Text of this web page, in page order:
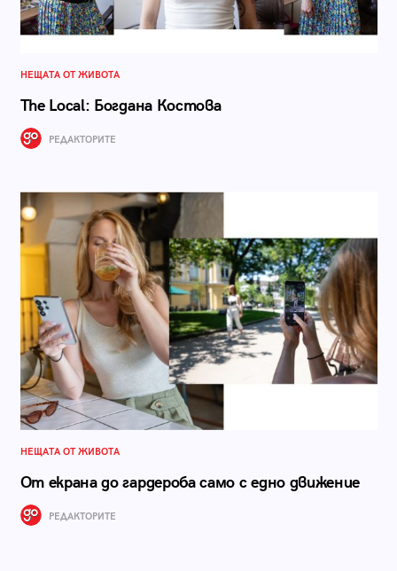
НЕЩАТА ОТ ЖИВОТА
The Local: Богдана Костова
РЕДАКТОРИТЕ
НЕЩАТА ОТ ЖИВОТА
От екрана до гардероба само с едно движение
РЕДАКТОРИТЕ